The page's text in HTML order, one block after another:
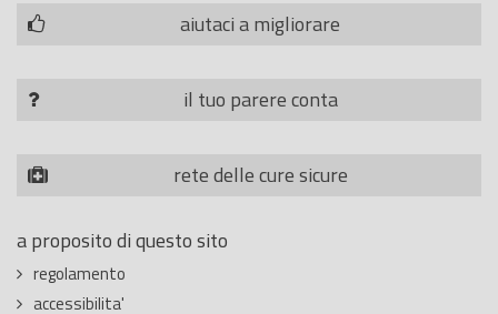
aiutaci a migliorare
il tuo parere conta
rete delle cure sicure
a proposito di questo sito
regolamento
accessibilita'